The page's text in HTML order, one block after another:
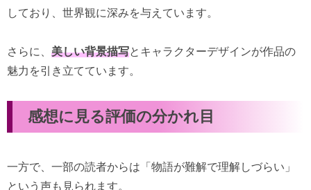
しており、世界観に深みを与えています。
さらに、 美しい背景描写とキャラクターデザインが作品の
魅力を引き立てています。
感想に見る評価の分かれ目
一方で、一部の読者からは「物語が難解で理解しづらい」
という声も見られます。